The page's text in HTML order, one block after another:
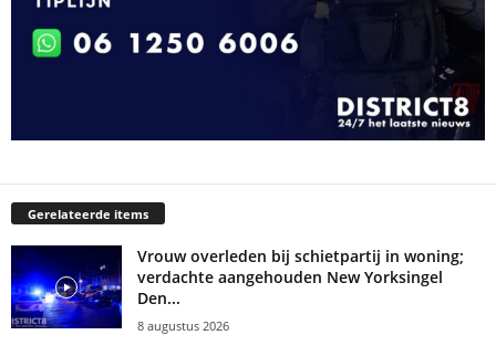
Gerelateerde items
Vrouw overleden bij schietpartij in woning;
verdachte aangehouden New Yorksingel
Den...
8 augustus 2026